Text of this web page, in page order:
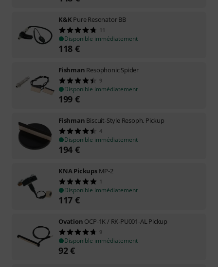
K&K Pure Resonator BB
11
Disponible immédiatement
118 €
Fishman Resophonic Spider
9
Disponible immédiatement
199 €
Fishman Biscuit-Style Resoph. Pickup
4
Disponible immédiatement
194 €
KNA Pickups MP-2
1
Disponible immédiatement
117 €
Ovation OCP-1K / RK-PU001-AL Pickup
9
Disponible immédiatement
92€